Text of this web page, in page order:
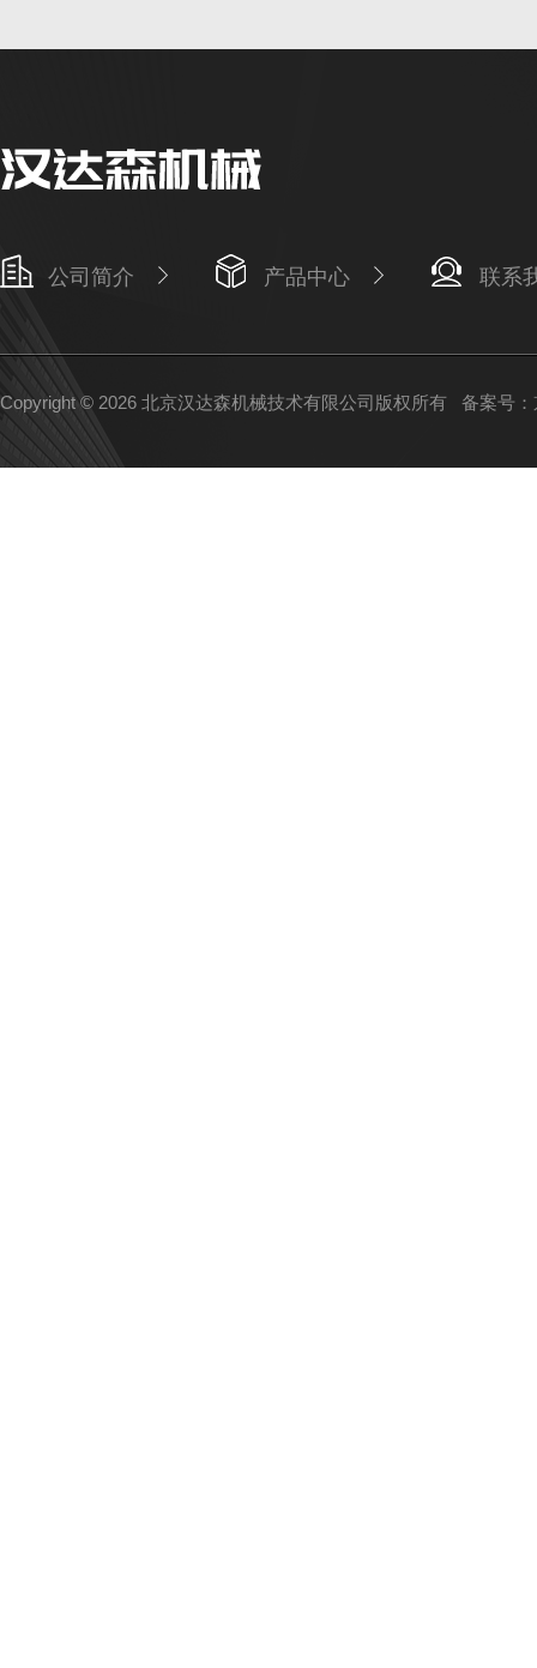
公司简介 产品中心 联系
Copyright © 2026 北京汉达森机械技术有限公司版权所有 备案号：